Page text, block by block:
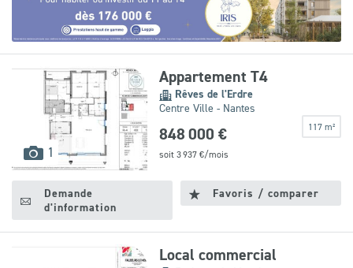
Leaflet |©OpenStreetMapcontributors
1 images
disponibles
Appartement T4
Rêves de l'Erdre
Centre Ville - Nantes
117 m²
848 000 €
soit 3 937€/mois
Demande
d'information
Favoris / comparer
Local commercial